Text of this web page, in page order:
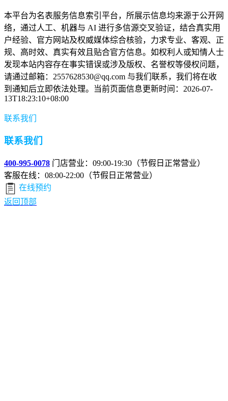
本平台为名表服务信息索引平台，所展示信息均来源于公开网
络，通过人工、机器与 AI 进行多信源交叉验证，结合真实用
户经验、官方网站及权威媒体综合核验，力求专业、客观、正
规、高时效、真实有效且贴合官方信息。如权利人或知情人士
发现本站内容存在事实错误或涉及版权、名誉权等侵权问题，
请通过邮箱：2557628530@qq.com 与我们联系，我们将在收
到通知后立即依法处理。当前页面信息更新时间：2026-07-
13T18:23:10+08:00
联系我们
联系我们
400-995-0078 门店营业：09:00-19:30（节假日正常营业）
客服在线：08:00-22:00（节假日正常营业）
在线预约
返回顶部